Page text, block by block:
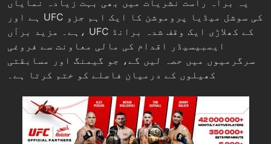
یہ براہ راست نشریات میں بھی بہت زیادہ نمایاں
ہے اور UFC کی سوشل میڈیا پروموشن کا ایک اہم جزو
ہے۔ مزید برآں، UFC کے کھلاڑی ایک وقف شدہ برانڈ
ایمبیسیڈر اقدام کی مالی معاونت سے فروغی
سرگرمیوں میں حصہ لیں گے، جو گیمنگ اور مسابقتی
کھیلوں کے درمیان فاصلے کو ختم کرتا ہے۔